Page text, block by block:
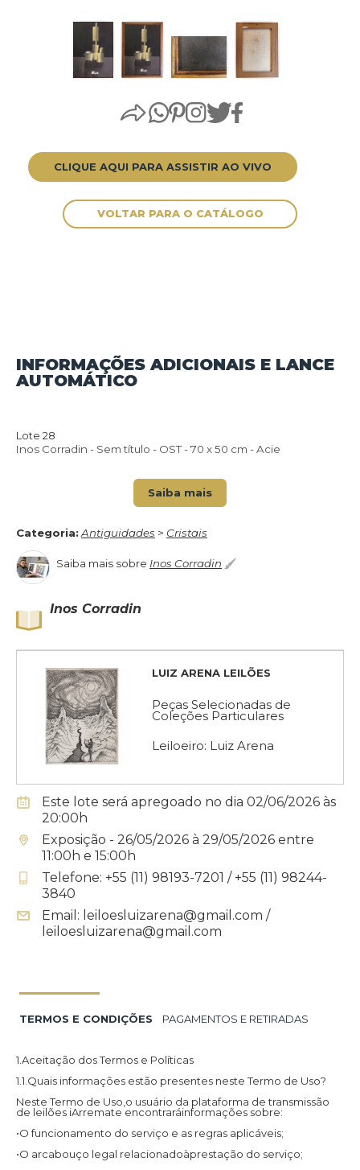
INFORMAÇÕES ADICIONAIS E LANCE
AUTOMÁTICO
Lote 28
Inos Corradin - Sem título - OST - 70 x 50 cm - Acie
Saiba mais
Categoria: Antiguidades > Cristais
Saiba mais sobre Inos Corradin
Inos Corradin
LUIZ ARENA LEILÕES
Peças Selecionadas de
Coleções Particulares
Leiloeiro: Luiz Arena
Este lote será apregoado no dia 02/06/2026 às
20:00h
Exposição - 26/05/2026 à 29/05/2026 entre
11:00h e 15:00h
Telefone: +55 (11) 98193-7201 / +55 (11) 98244-
3840
Email: leiloesluizarena@gmail.com /
leiloesluizarena@gmail.com
CLIQUE AQUI PARA ASSISTIR AO VIVO
TERMOS E CONDIÇÕES PAGAMENTOS E RETIRADAS
1.Aceitação dos Termos e Políticas
1.1.Quais informações estão presentes neste Termo de Uso?
Neste Termo de Uso,o usuário da plataforma de transmissão
de leilões iArremate encontraráinformações sobre:
•O funcionamento do serviço e as regras aplicáveis;
•O arcabouço legal relacionadoàprestação do serviço;